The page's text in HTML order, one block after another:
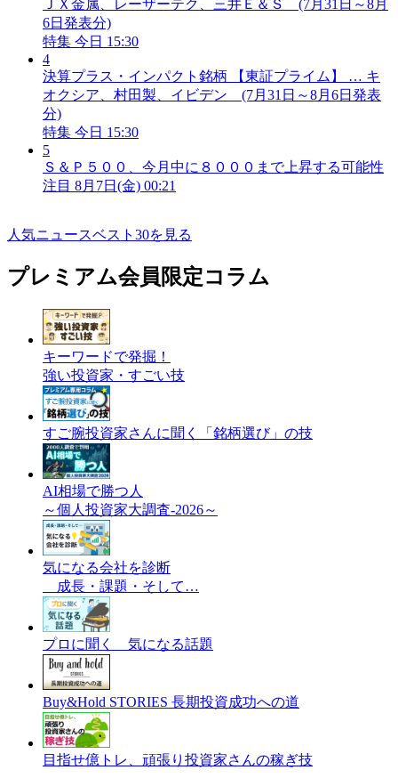
ＪＸ金属、レーザーテク、三井Ｅ＆Ｓ (7月31日～8月
6日発表分)
特集 今日 15:30
4
決算プラス・インパクト銘柄 【東証プライム】 … キ
オクシア、村田製、イビデン (7月31日～8月6日発表
分)
特集 今日 15:30
5
Ｓ＆Ｐ５００、今月中に８０００まで上昇する可能性
注目 8月7日(金) 00:21
人気ニュースベスト30を見る
プレミアム会員限定コラム
キーワードで発掘！
強い投資家・すごい技
すご腕投資家さんに聞く「銘柄選び」の技
AI相場で勝つ人
～個人投資家大調査-2026～
気になる会社を診断
成長・課題・そして…
プロに聞く 気になる話題
Buy&Hold STORIES 長期投資成功への道
目指せ億トレ、頑張り投資家さんの稼ぎ技